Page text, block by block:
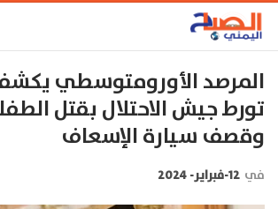
المرصد الأورومتوسطي يكشف
تورط جيش الاحتلال بقتل
وقصف سيارة الإسعاف
في 12-فبراير- 2024